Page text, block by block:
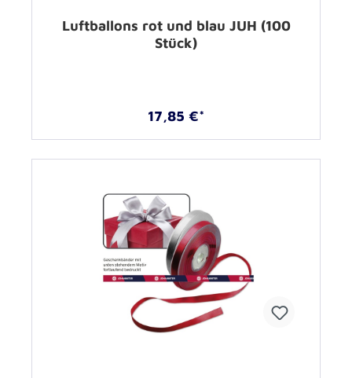
Luftballons rot und blau JUH (100
Stück)
17,85 €*